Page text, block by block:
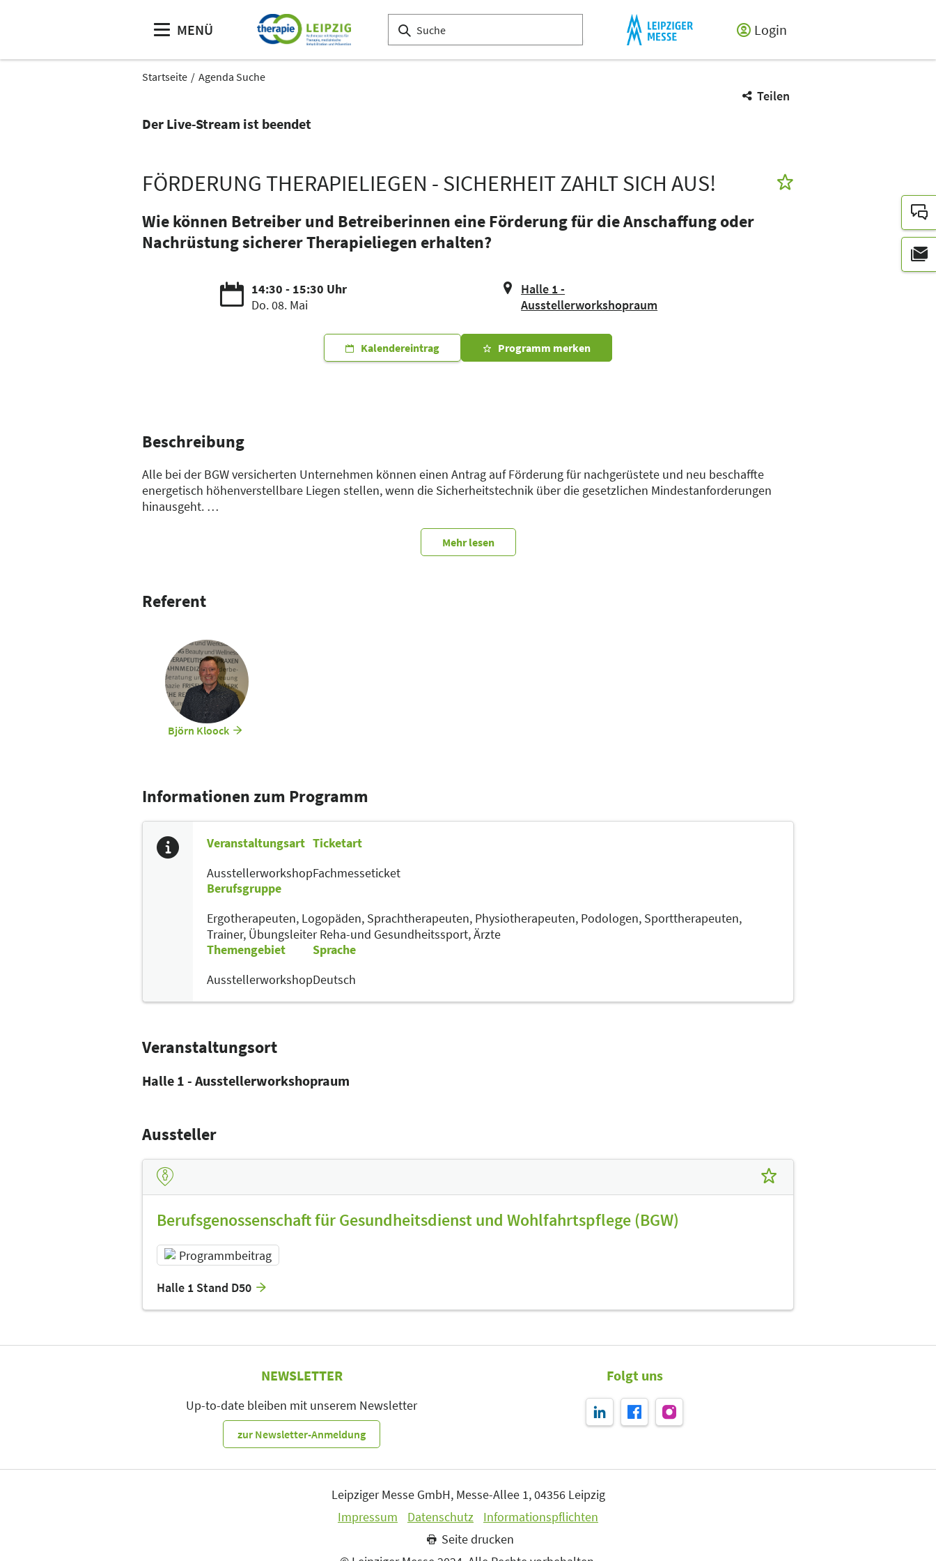
MENÜ Login
Startseite Agenda Suche
Teilen
Der Live-Stream ist beendet
FÖRDERUNG THERAPIELIEGEN - SICHERHEIT ZAHLT SICH AUS!
Wie können Betreiber und Betreiberinnen eine Förderung für die Anschaffung oder
Nachrüstung sicherer Therapieliegen erhalten?
14:30 - 15:30 Uhr
Do. 08. Mai
Halle 1 -
Ausstellerworkshopraum
Kalendereintrag Programm merken
Beschreibung
Alle bei der BGW versicherten Unternehmen können einen Antrag auf Förderung für nachgerüstete und neu beschaffte
energetisch höhenverstellbare Liegen stellen, wenn die Sicherheitstechnik über die gesetzlichen Mindestanforderungen
hinausgeht.
Wie muss die Förderung beantragt werden? Und welche sicherheitstechnischen Voraussetzungen müssen Therapieliegen
Mehr lesen
Referent
Björn Kloock
Informationen zum Programm
Veranstaltungsart
Ausstellerworkshop
Ticketart
Fachmesseticket
Berufsgruppe
Ergotherapeuten, Logopäden, Sprachtherapeuten, Physiotherapeuten, Podologen, Sporttherapeuten,
Trainer, Übungsleiter Reha-und Gesundheitssport,Ärzte
Themengebiet
Ausstellerworkshop
Sprache
Deutsch
Veranstaltungsort
Halle 1 - Ausstellerworkshopraum
Aussteller
Berufsgenossenschaft für Gesundheitsdienst und Wohlfahrtspflege (BGW)
Programmbeitrag
Halle 1 Stand D50
NEWSLETTER
Up-to-date bleiben mit unserem Newsletter
zur Newsletter-Anmeldung
Folgt uns
Leipziger Messe GmbH, Messe-Allee 1, 04356 Leipzig
Impressum
Datenschutz
Informationspflichten
Seite drucken